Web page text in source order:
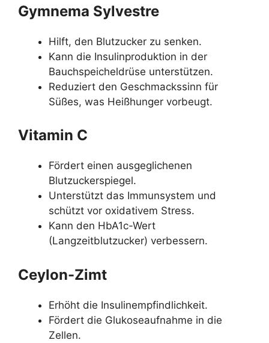
Gymnema Sylvestre
Hilft, den Blutzucker zu senken.
Kann die Insulinproduktion in der
Bauchspeicheldrüse unterstützen.
Reduziert den Geschmackssinn für
Süßes, was Heißhunger vorbeugt.
Vitamin C
Fördert einen ausgeglichenen
Blutzuckerspiegel.
Unterstützt das Immunsystem und
schützt vor oxidativem Stress.
Kann den HbA1c-Wert
(Langzeitblutzucker) verbessern.
Ceylon-Zimt
Erhöht die Insulinempfindlichkeit.
Fördert die Glukoseaufnahme in die
Zellen.